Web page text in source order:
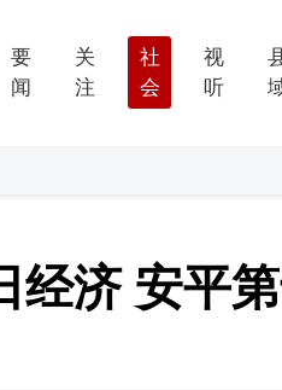
要
闻
关
注
社
会
视
听
经济 安平